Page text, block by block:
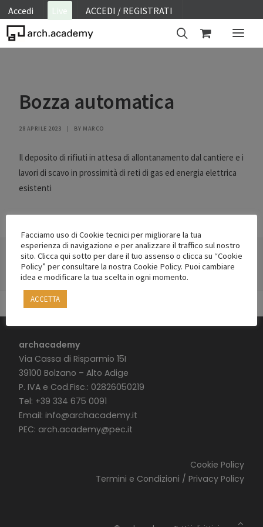
Accedi Live ACCEDI / REGISTRATI
WEBINAR
CONTATTI
ACCOUNT
Bozza automatica
28 APRILE 2023 | BY MARCO
Il deposito di rifiuti in attesa di allontanamento dal cantiere e i
lavori di scavo in prossimità di reti di gas ed energia elettrica
esistenti
archacademy
Via Cassa di Risparmio 15I
39100 Bolzano – Alto Adige
P. IVA e Cod.Fisc.: 02826050219
Tel: +39 334 675 0091
Email: info@archacademy.it
PEC: arch.academy@pec.it
Cookie Policy
Termini e Condizioni / Privacy Policy
Facciamo uso di Cookie tecnici per migliorare la tua
esperienza di navigazione e per analizzare il traffico sul nostro
sito. Clicca qui sotto per dare il tuo assenso o clicca su “Cookie
Policy” per consultare la nostra Cookie Policy. Puoi cambiare
idea e modificare la tua scelta in ogni momento.
ACCETTA